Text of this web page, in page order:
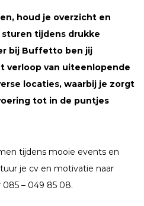
houd je overzicht en
tijdens drukke
bij Buffetto ben jij
verloop van uiteenlopende
locaties, waarbij je zorgt
tot in de puntjes
tijdens mooie events en
je cv en motivatie naar
085 – 049 85 08.